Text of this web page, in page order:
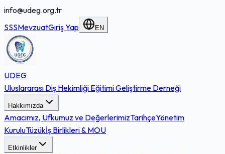
info@udeg.org.tr
SSSMevzuatGiriş Yap EN
UDEG
Uluslararası Diş Hekimliği Eğitimi Geliştirme Derneği
Hakkımızda
Amacımız, Ufkumuz ve DeğerlerimizTarihçeYönetim
KuruluTüzükİş Birlikleri & MOU
Etkinlikler